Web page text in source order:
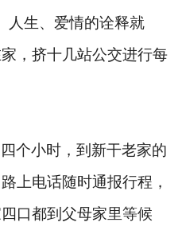
人生、爱情的诠释就
，挤十几站公交进行每
个小时，到新干老家的
上电话随时通报行程，
口都到父母家里等候